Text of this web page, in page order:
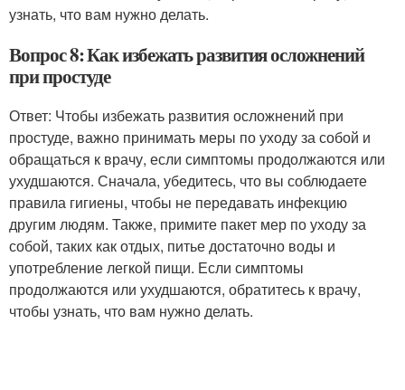
узнать, что вам нужно делать.
Вопрос 8: Как избежать развития осложнений
при простуде
Ответ: Чтобы избежать развития осложнений при
простуде, важно принимать меры по уходу за собой и
обращаться к врачу, если симптомы продолжаются или
ухудшаются. Сначала, убедитесь, что вы соблюдаете
правила гигиены, чтобы не передавать инфекцию
другим людям. Также, примите пакет мер по уходу за
собой, таких как отдых, питье достаточно воды и
употребление легкой пищи. Если симптомы
продолжаются или ухудшаются, обратитесь к врачу,
чтобы узнать, что вам нужно делать.